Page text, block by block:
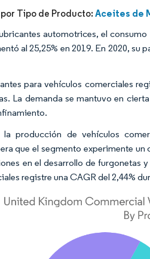
Tipo de Producto:Aceites de
automotrices, el
al 25,25% en 2019. En 2020,
para vehículos comerciales
La demanda se mantuvo en
la producción de vehículos
que el segmento experimente
en el desarrollo de furgonetas
registre una CAGR del 2,44%